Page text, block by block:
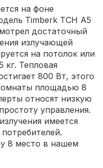
на фоне
Timberk TCH A5
достаточный
излучающей
на потолок или
кг. Тепловая
800 Вт, этого
площадью 8
относят низкую
управления.
имеется
8 место в нашем